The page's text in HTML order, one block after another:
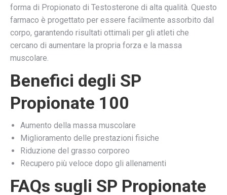
forma di Propionato di Testosterone di alta qualità. Questo
farmaco è progettato per essere facilmente assorbito dal
corpo, garantendo risultati ottimali per gli atleti che
cercano di aumentare la propria forza e la massa
muscolare.
Benefici degli SP
Propionate 100
Aumento della massa muscolare
Miglioramento delle prestazioni fisiche
Riduzione del grasso corporeo
Recupero più veloce dopo gli allenamenti
FAQs sugli SP Propionate